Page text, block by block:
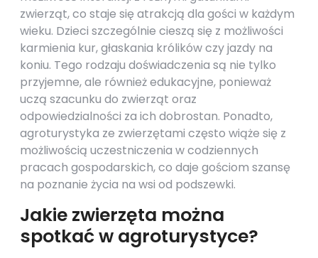
zwierząt, co staje się atrakcją dla gości w każdym
wieku. Dzieci szczególnie cieszą się z możliwości
karmienia kur, głaskania królików czy jazdy na
koniu. Tego rodzaju doświadczenia są nie tylko
przyjemne, ale również edukacyjne, ponieważ
uczą szacunku do zwierząt oraz
odpowiedzialności za ich dobrostan. Ponadto,
agroturystyka ze zwierzętami często wiąże się z
możliwością uczestniczenia w codziennych
pracach gospodarskich, co daje gościom szansę
na poznanie życia na wsi od podszewki.
Jakie zwierzęta można
spotkać w agroturystyce?